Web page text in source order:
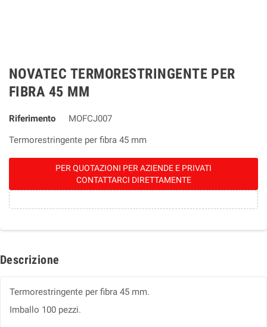
NOVATEC TERMORESTRINGENTE PER
FIBRA 45 MM
Riferimento
MOFCJ007
Termorestringente per fibra 45 mm
PER QUOTAZIONI PER AZIENDE E PRIVATI
CONTATTARCI DIRETTAMENTE
Descrizione
Termorestringente per fibra 45 mm.
Imballo 100 pezzi.